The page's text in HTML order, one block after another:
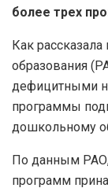
более трех
Как
образования
дефицитными
программы
дошкольному
По данным РАО,
программ